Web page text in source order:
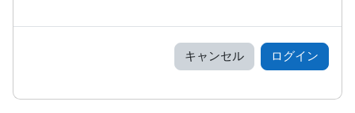
キャンセル ログイン